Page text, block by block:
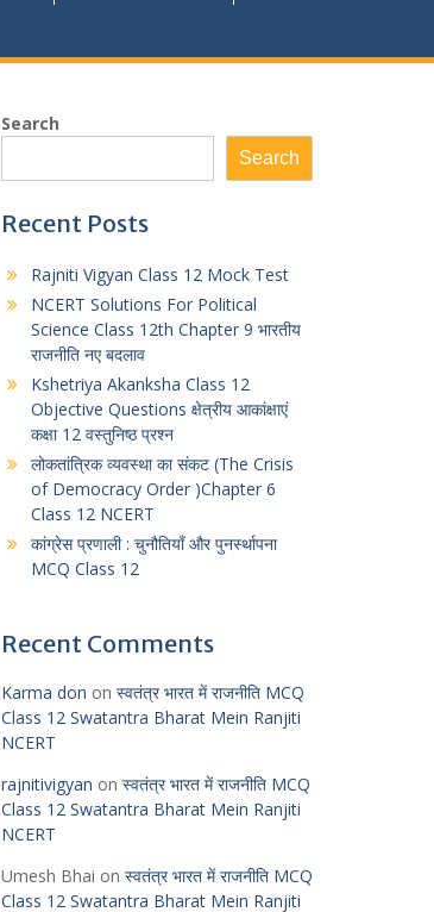
Search
Search
Recent Posts
Rajniti Vigyan Class 12 Mock Test
NCERT Solutions For Political
Science Class 12th Chapter 9 भारतीय
राजनीति नए बदलाव
Kshetriya Akanksha Class 12
Objective Questions क्षेत्रीय आकांक्षाएं
कक्षा 12 वस्तुनिष्ठ प्रश्न
लोकतांत्रिक व्यवस्था का संकट (The Crisis
of Democracy Order )Chapter 6
Class 12 NCERT
कांग्रेस प्रणाली : चुनौतियाँ और पुनर्स्थापना
MCQ Class 12
Recent Comments
Karma don on स्वतंत्र भारत में राजनीति MCQ
Class 12 Swatantra Bharat Mein Ranjiti
NCERT
rajnitivigyan on स्वतंत्र भारत में राजनीति MCQ
Class 12 Swatantra Bharat Mein Ranjiti
NCERT
Umesh Bhai on स्वतंत्र भारत में राजनीति MCQ
Class 12 Swatantra Bharat Mein Ranjiti